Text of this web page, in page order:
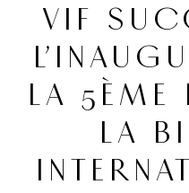
VIF
LA 5ÈME
LA